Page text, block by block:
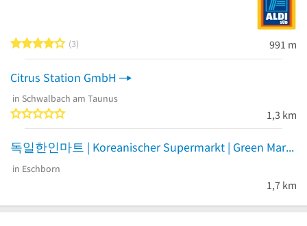
4 von 5 Sternen
3 991 m
Citrus Station GmbH
in Schwalbach am Taunus
1,3 km
독일한인마트 | Koreanischer Supermarkt | Green Mart
in Eschborn
1,7 km